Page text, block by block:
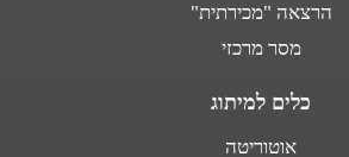
הרצאה "מכירתית"
מסר מרכזי
כלים למיתוג
אוטוריטה